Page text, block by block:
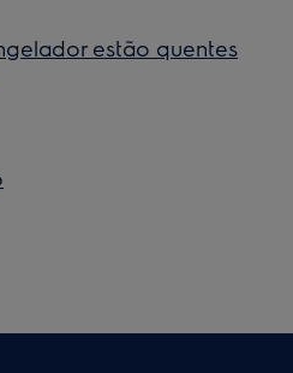
estão quentes